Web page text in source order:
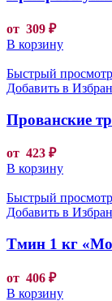
от 309 ₽
В корзину
Быстрый просмотр
Добавить в
Прованские
от 423 ₽
В корзину
Быстрый просмотр
Добавить в
Тмин 1 кг
от 406 ₽
В корзину